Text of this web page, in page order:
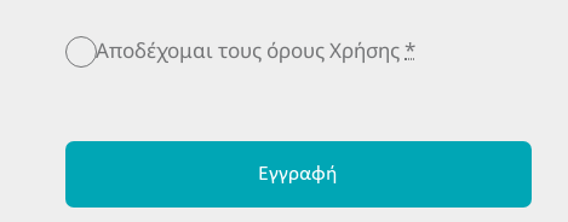
Αποδέχομαι τους όρους Χρήσης*
Εγγραφή